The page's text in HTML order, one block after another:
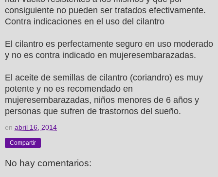
consiguiente no pueden ser tratados efectivamente.
Contra indicaciones en el uso del cilantro
El cilantro es perfectamente seguro en uso moderado
y no es contra indicado en mujeresembarazadas.
El aceite de semillas de cilantro (coriandro) es muy
potente y no es recomendado en
mujeresembarazadas, niños menores de 6 años y
personas que sufren de trastornos del sueño.
en abril 16, 2014
Compartir
No hay comentarios: